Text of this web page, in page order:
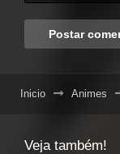
Inicio Animes
Veja também!